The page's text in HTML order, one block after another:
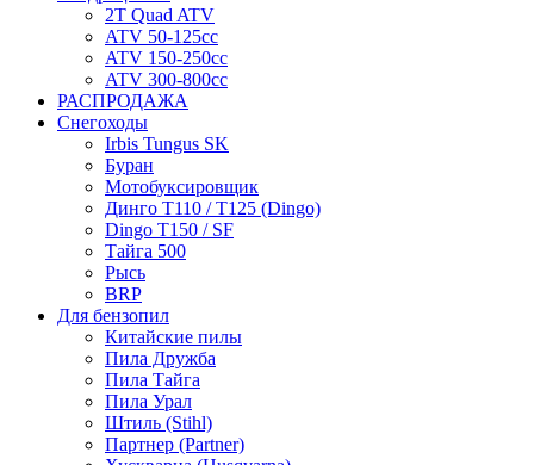
2T Quad ATV
ATV 50-125cc
ATV 150-250cc
ATV 300-800cc
РАСПРОДАЖА
Снегоходы
Irbis Tungus SK
Буран
Мотобуксировщик
Динго T110 / T125 (Dingo)
Dingo T150 / SF
Тайга 500
Рысь
BRP
Для бензопил
Китайские пилы
Пила Дружба
Пила Тайга
Пила Урал
Штиль (Stihl)
Партнер (Partner)